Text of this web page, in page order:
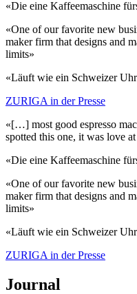
«Die eine Kaffeemaschine
«One of our favorite new
maker firm that designs and
limits»
«Läuft wie ein Schweizer
ZURIGA in der Presse
«[…] most good espresso
spotted this one, it was love
«Die eine Kaffeemaschine
«One of our favorite new
maker firm that designs and
limits»
«Läuft wie ein Schweizer
ZURIGA in der Presse
Journal